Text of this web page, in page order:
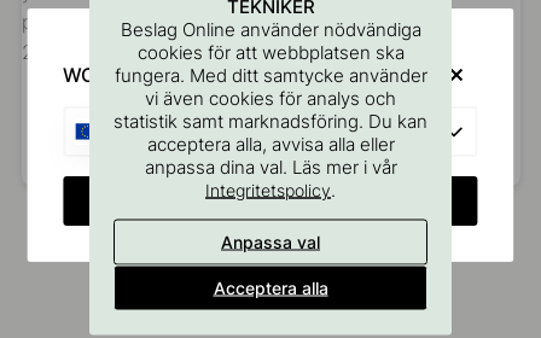
av
you.can.call.me.queenb
Inlägg
publicerat
av
villa.varpula
TEKNIKER
Beslag Online använder nödvändiga
cookies för att webbplatsen ska
fungera. Med ditt samtycke använder
vi även cookies för analys och
statistik samt marknadsföring. Du kan
acceptera alla, avvisa alla eller
anpassa dina val. Läs mer i vår
Integritetspolicy.
Anpassa val
Acceptera alla
WOULD YOU RATHER VISIT?
EU
CHANGE COUNTRY